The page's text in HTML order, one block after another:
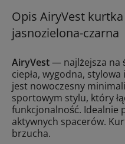
Opis AiryVest
jasnozielona-czarna
AiryVest— najlżejsza na
ciepła, wygodna,
jest nowoczesny
sportowym stylu, który
funkcjonalność. Idealnie
aktywnych spacerów.
brzucha.